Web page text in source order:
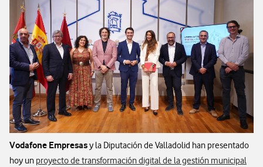
Vodafone Empresasy la Diputación de Valladolid han presentado
hoy un proyecto de transformación digital de la gestión municipal